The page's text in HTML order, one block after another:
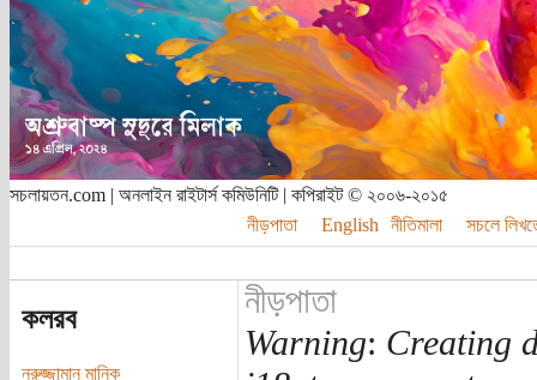
সচলায়তন.com | অনলাইন রাইটার্স কমিউনিটি | কপিরাইট © ২০০৬-২০১৫
নীড়পাতা
English নীতিমালা সচলে
কলরব
নুরুজ্জামান মানিক
নীড়পাতা
Warning: Creating